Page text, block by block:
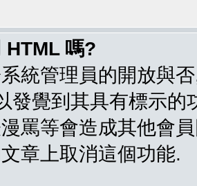
HTML 嗎?
統管理員的開放與
發覺到其具有標示
罵等會造成其他會
章上取消這個功能.